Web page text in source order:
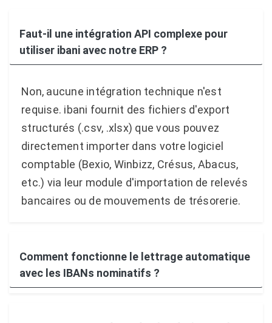
Faut-il une intégration API complexe pour
utiliser ibani avec notre ERP ?
Non, aucune intégration technique n'est
requise. ibani fournit des fichiers d'export
structurés (.csv, .xlsx) que vous pouvez
directement importer dans votre logiciel
comptable (Bexio, Winbizz, Crésus, Abacus,
etc.) via leur module d'importation de relevés
bancaires ou de mouvements de trésorerie.
Comment fonctionne le lettrage automatique
avec les IBANs nominatifs ?